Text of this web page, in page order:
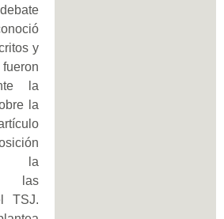
y
la
la
la
las
TSJ.